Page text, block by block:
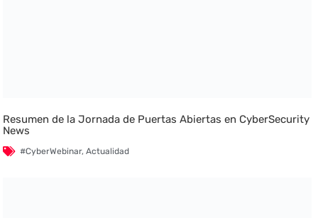
Resumen de la Jornada de Puertas Abiertas en CyberSecurity
News
#CyberWebinar,Actualidad